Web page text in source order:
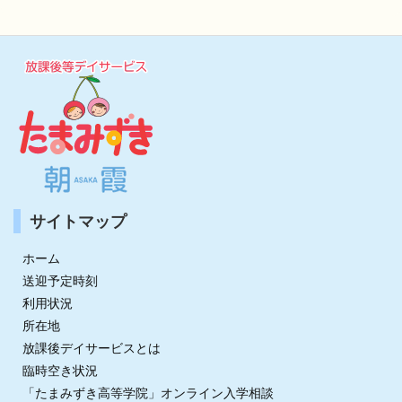
サイトマップ
ホーム
送迎予定時刻
利用状況
所在地
放課後デイサービスとは
臨時空き状況
「たまみずき高等学院」オンライン入学相談